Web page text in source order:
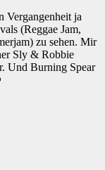
Vergangenheit ja
(Reggae Jam,
zu sehen. Mir
Sly & Robbie
Und Burning Spear